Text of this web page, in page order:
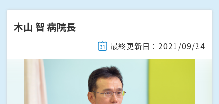
木山 智 病院長
最終更新日：2021/09/24